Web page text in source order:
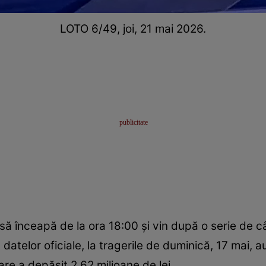
LOTO 6/49, joi, 21 mai 2026.
înceapă de la ora 18:00 și vin după o serie de
oficiale, la tragerile de duminică, 17 mai,